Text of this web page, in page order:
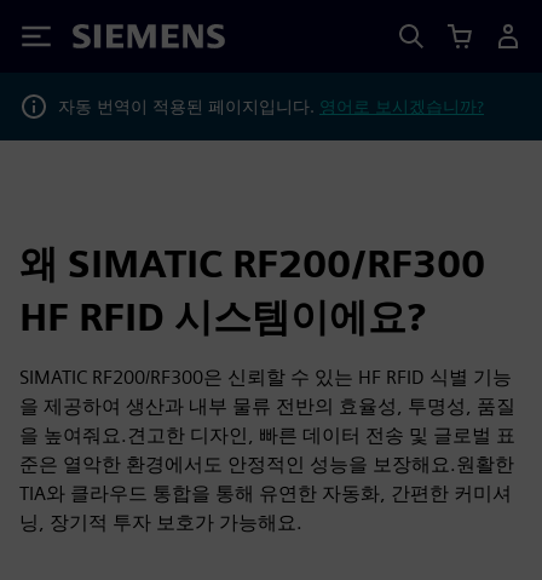
Siemens
자동 번역이 적용된 페이지입니다. 영어로 보시겠습니까?
왜 SIMATIC RF200/RF300
HF RFID 시스템이에요?
SIMATIC RF200/RF300은 신뢰할 수 있는 HF RFID 식별 기능
을 제공하여 생산과 내부 물류 전반의 효율성, 투명성, 품질
을 높여줘요.견고한 디자인, 빠른 데이터 전송 및 글로벌 표
준은 열악한 환경에서도 안정적인 성능을 보장해요.원활한
TIA와 클라우드 통합을 통해 유연한 자동화, 간편한 커미셔
닝, 장기적 투자 보호가 가능해요.